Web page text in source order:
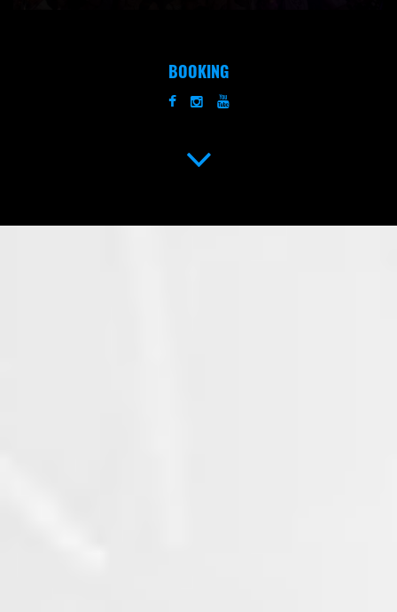
BOOKING